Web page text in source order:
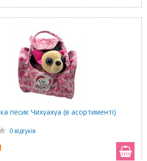
песик Чихуахуа (в асортименті)
0 відгуків